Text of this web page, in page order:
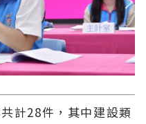
28件，其中建設類